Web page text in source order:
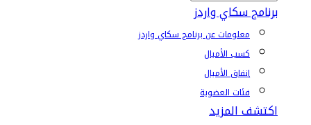
برنامج سكاي واردز
معلومات عن برنامج سكاي واردز
كسب الأميال
إنفاق الأميال
فئات العضوية
اكتشف المزيد